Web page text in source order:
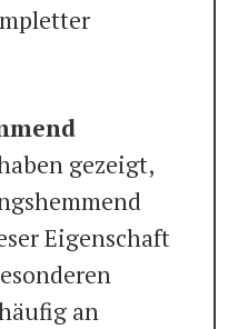
gezeigt,
Eigenschaft
an